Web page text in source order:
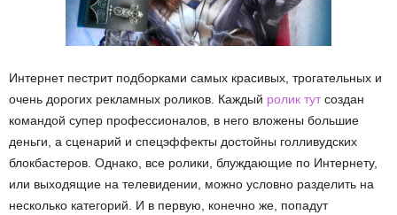
Интернет пестрит подборками самых красивых, трогательных и
очень дорогих рекламных роликов. Каждый ролик тутсоздан
командой супер профессионалов, в него вложены большие
деньги, а сценарий и спецэффекты достойны голливудских
блокбастеров. Однако, все ролики, блуждающие по Интернету,
или выходящие на телевидении, можно условно разделить на
несколько категорий. И в первую, конечно же, попадут